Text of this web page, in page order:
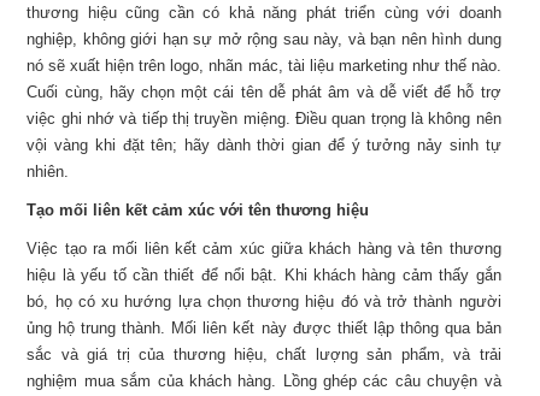
thương hiệu cũng cần có khả năng phát triển cùng với doanh
nghiệp, không giới hạn sự mở rộng sau này, và bạn nên hình dung
nó sẽ xuất hiện trên logo, nhãn mác, tài liệu marketing như thế nào.
Cuối cùng, hãy chọn một cái tên dễ phát âm và dễ viết để hỗ trợ
việc ghi nhớ và tiếp thị truyền miệng. Điều quan trọng là không nên
vội vàng khi đặt tên; hãy dành thời gian để ý tưởng nảy sinh tự
nhiên.
Tạo mối liên kết cảm xúc với tên thương hiệu
Việc tạo ra mối liên kết cảm xúc giữa khách hàng và tên thương
hiệu là yếu tố cần thiết để nổi bật. Khi khách hàng cảm thấy gắn
bó, họ có xu hướng lựa chọn thương hiệu đó và trở thành người
ủng hộ trung thành. Mối liên kết này được thiết lập thông qua bản
sắc và giá trị của thương hiệu, chất lượng sản phẩm, và trải
nghiệm mua sắm của khách hàng. Lồng ghép các câu chuyện và